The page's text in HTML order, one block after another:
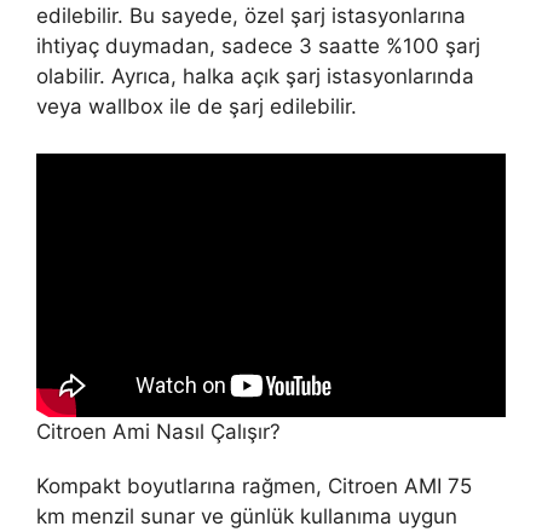
edilebilir. Bu sayede, özel şarj istasyonlarına
ihtiyaç duymadan, sadece 3 saatte %100 şarj
olabilir. Ayrıca, halka açık şarj istasyonlarında
veya wallbox ile de şarj edilebilir.
Citroen Ami Nasıl Çalışır?
Kompakt boyutlarına rağmen, Citroen AMI 75
km menzil sunar ve günlük kullanıma uygun